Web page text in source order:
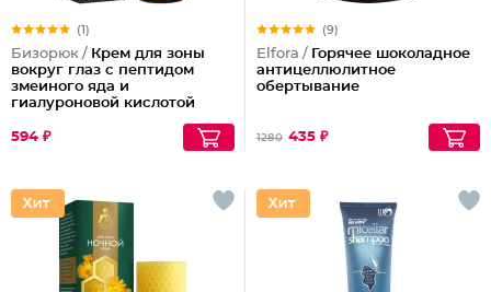
(1)
Бизорюк / Крем для зоны
вокруг глаз с пептидом
змеиного яда и
гиалуроновой кислотой
594 ₽
(9)
Elfora / Горячее шоколадное
антицеллюлитное
обертывание
1280 435 ₽